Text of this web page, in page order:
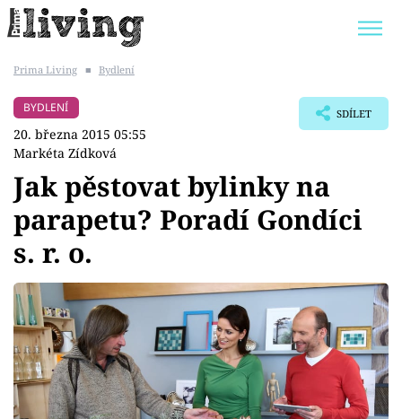
BYDLENÍ SLAVNÝCH
Témata
Bydlení
Zahrada
Design
Sledujte prima+
Prima Living ■ Bydlení
BYDLENÍ
20. března 2015 05:55
Markéta Zídková
SDÍLET
Jak pěstovat bylinky na
parapetu? Poradí Gondíci
s. r. o.